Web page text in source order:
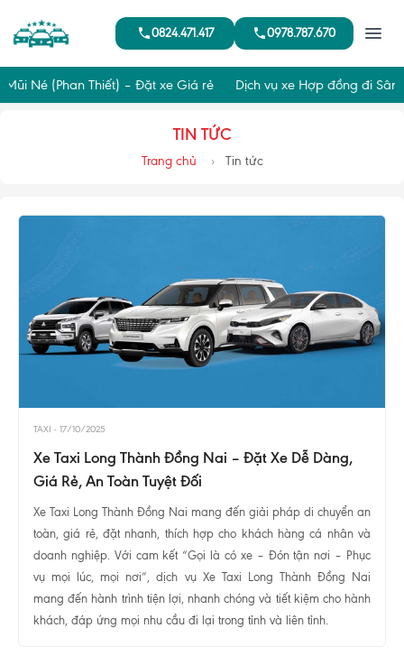
0824.471.417 0978.787.670
(Phan Thiết) – Đặt xe Giá rẻ Dịch vụ xe Hợp đồng đi Sân bay
TIN TỨC
Trang chủ Tin tức
TAXI - 17/10/2025
Xe Taxi Long Thành Đồng Nai – Đặt Xe Dễ Dàng,
Giá Rẻ, An Toàn Tuyệt Đối
Xe Taxi Long Thành Đồng Nai mang đến giải pháp di chuyển an
toàn, giá rẻ, đặt nhanh, thích hợp cho khách hàng cá nhân và
doanh nghiệp. Với cam kết “Gọi là có xe – Đón tận nơi – Phục
vụ mọi lúc, mọi nơi”, dịch vụ Xe Taxi Long Thành Đồng Nai
mang đến hành trình tiện lợi, nhanh chóng và tiết kiệm cho hành
khách, đáp ứng mọi nhu cầu đi lại trong tỉnh và liên tỉnh.